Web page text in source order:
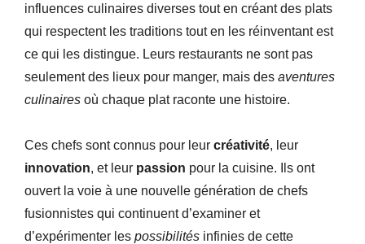
influences culinaires diverses tout en créant des plats
qui respectent les traditions tout en les réinventant est
ce qui les distingue. Leurs restaurants ne sont pas
seulement des lieux pour manger, mais des aventures
culinaires où chaque plat raconte une histoire.
Ces chefs sont connus pour leur créativité, leur
innovation, et leur passion pour la cuisine. Ils ont
ouvert la voie à une nouvelle génération de chefs
fusionnistes qui continuent d’examiner et
d’expérimenter les possibilités infinies de cette